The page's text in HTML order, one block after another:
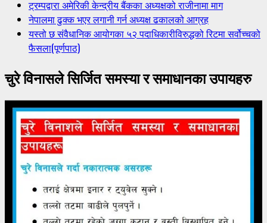
ट्रम्पद्वारा अमेरिकी केन्द्रीय बैंकका अध्यक्षको राजीनामा माग
नेपालमा ढुक्क भएर लगानी गर्न अध्यक्ष ढकालको आग्रह
यस्तो छ संवैधानिक आयोगका ५२ पदाधिकारीविरुद्धको रिटमा सर्वोच्चको
फैसला(पूर्णपाठ)
चुरे विनासले सिर्जित समस्या र समाधानका उपायहरु